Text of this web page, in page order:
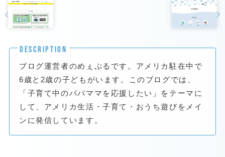
DESCRIPTION
ブログ運営者のめぇぷるです。アメリカ駐在中で
6歳と2歳の子どもがいます。このブログでは、
「子育て中のパパママを応援したい」をテーマに
して、アメリカ生活・子育て・おうち遊びをメイ
ンに発信しています。